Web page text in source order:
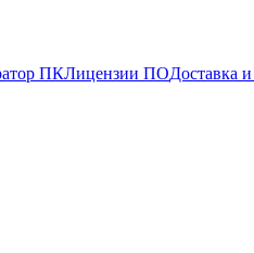
ПКЛицензии ПОДоставка